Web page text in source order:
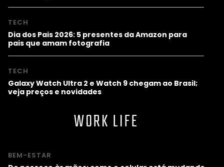
TECH
Dia dos Pais 2026: 5 presentes da Amazon para
pais que amam fotografia
TECH
Galaxy Watch Ultra 2 e Watch 9 chegam ao Brasil;
veja preços e novidades
WORK LIFE
BEM-ESTAR